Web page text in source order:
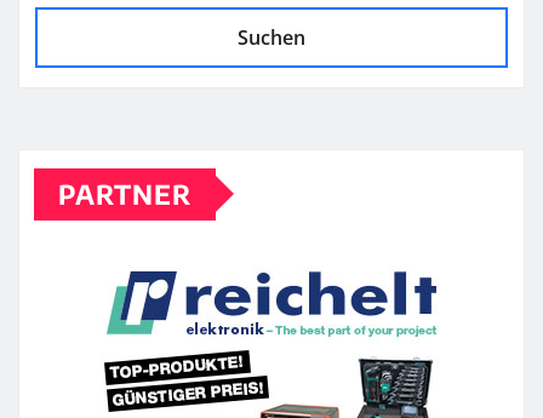
Suchen
PARTNER